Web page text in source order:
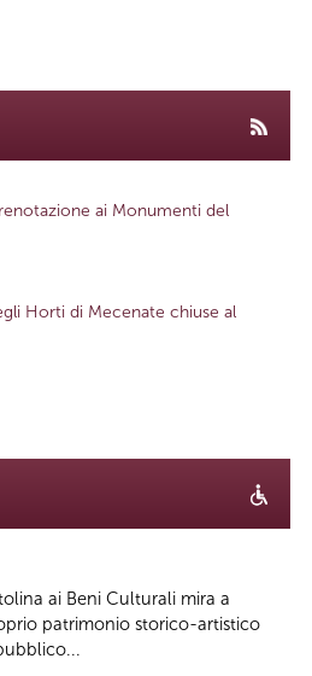
ai Monumenti del
Horti di Mecenate chiuse al
ai Beni Culturali mira a
patrimonio storico-artistico